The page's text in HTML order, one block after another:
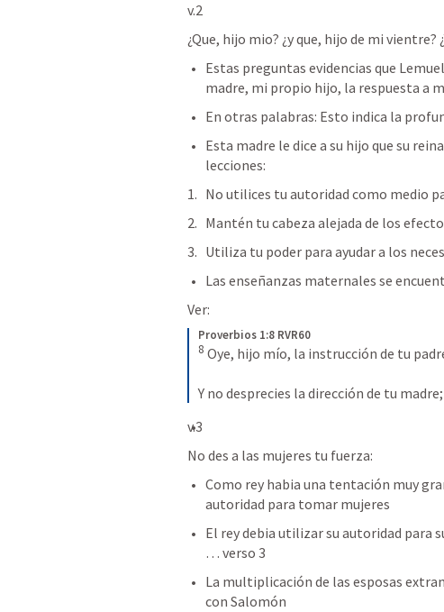
v.2
¿Que, hijo mio? ¿y que, hijo de mi vientre?
Estas preguntas evidencias que
madre, mi propio hijo, la respuesta a
En otras palabras: Esto indica la
Esta madre le dice a su hijo que su
lecciones:
No utilices tu autoridad como medio
Mantén tu cabeza alejada de los
Utiliza tu poder para ayudar a los
Las enseñanzas maternales se
Ver:
Proverbios 1:8 RVR60
8 Oye, hijo mío, la instrucción de tu
Y no desprecies la dirección de tu madre;
v.3
No des a las mujeres tu fuerza:
Como rey habia una tentación muy
autoridad para tomar mujeres
El rey debia utilizar su autoridad para
… verso 3
La multiplicación de las esposas
con Salomón